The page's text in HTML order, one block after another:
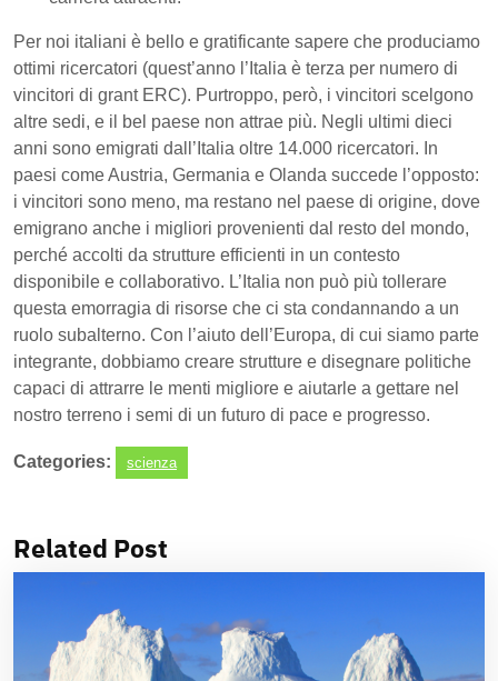
Per noi italiani è bello e gratificante sapere che produciamo
ottimi ricercatori (quest’anno l’Italia è terza per numero di
vincitori di grant ERC). Purtroppo, però, i vincitori scelgono
altre sedi, e il bel paese non attrae più. Negli ultimi dieci
anni sono emigrati dall’Italia oltre 14.000 ricercatori. In
paesi come Austria, Germania e Olanda succede l’opposto:
i vincitori sono meno, ma restano nel paese di origine, dove
emigrano anche i migliori provenienti dal resto del mondo,
perché accolti da strutture efficienti in un contesto
disponibile e collaborativo. L’Italia non può più tollerare
questa emorragia di risorse che ci sta condannando a un
ruolo subalterno. Con l’aiuto dell’Europa, di cui siamo parte
integrante, dobbiamo creare strutture e disegnare politiche
capaci di attrarre le menti migliore e aiutarle a gettare nel
nostro terreno i semi di un futuro di pace e progresso.
Categories: scienza
Related Post